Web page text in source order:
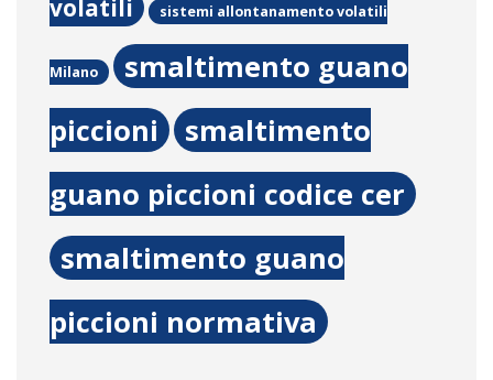
volatili
sistemi allontanamento volatili
Milano
smaltimento guano
piccioni
smaltimento
guano piccioni codice cer
smaltimento guano
piccioni normativa